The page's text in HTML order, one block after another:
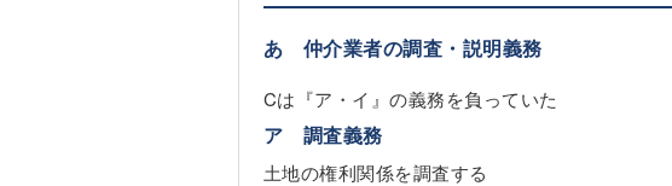
あ 仲介業者の調査・説明義務
Cは『ア・イ』の義務を負っていた
ア 調査義務
土地の権利関係を調査する